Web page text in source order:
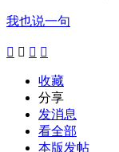
我也说一句
   
收藏
分享
发消息
看全部
本版发帖